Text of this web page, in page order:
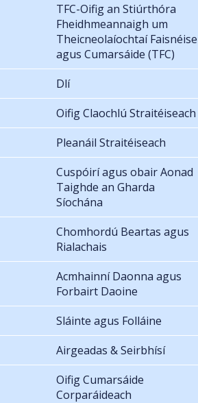
TFC-Oifig an Stiúrthóra
Fheidhmeannaigh um
Theicneolaíochtaí Faisnéise
agus Cumarsáide (TFC)
Dlí
Oifig Claochlú Straitéiseach
Pleanáil Straitéiseach
Cuspóirí agus obair Aonad
Taighde an Gharda
Síochána
Chomhordú Beartas agus
Rialachais
Acmhainní Daonna agus
Forbairt Daoine
Sláinte agus Folláine
Airgeadas & Seirbhísí
Oifig Cumarsáide
Corparáideach